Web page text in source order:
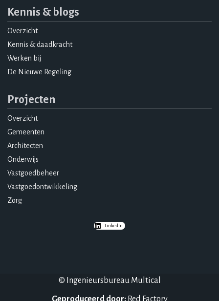
Kennis & blogs
Overzicht
Kennis & daadkracht
Werken bij
De Nieuwe Regeling
Projecten
Overzicht
Gemeenten
Architecten
Onderwijs
Vastgoedbeheer
Vastgoedontwikkeling
Zorg
LinkedIn
© Ingenieursbureau Multical
Geproduceerd door: Red Factory